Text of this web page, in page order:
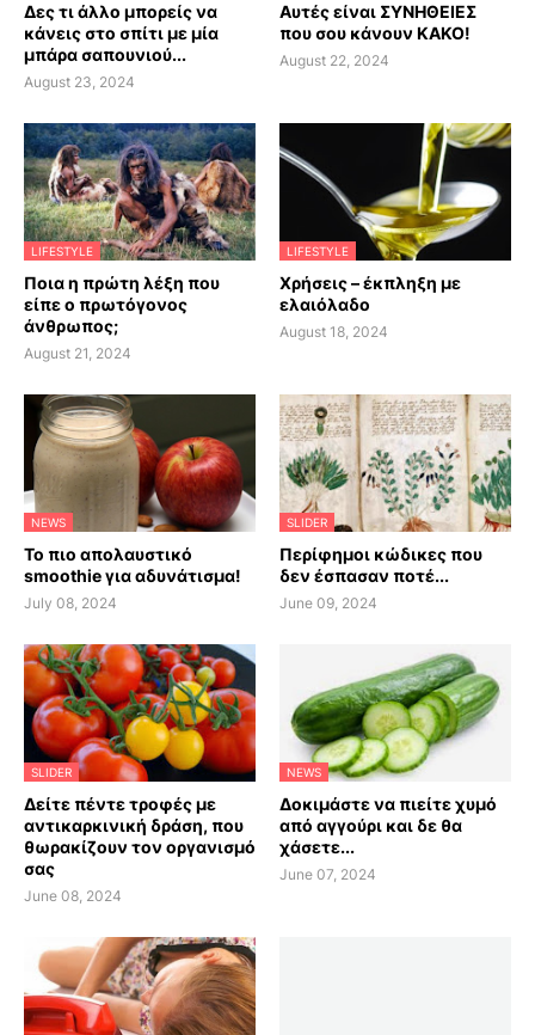
Δες τι άλλο μπορείς να
κάνεις στο σπίτι με μία
μπάρα σαπουνιού...
August 23, 2024
Αυτές είναι ΣΥΝΗΘΕΙΕΣ
που σου κάνουν ΚΑΚΟ!
August 22, 2024
LIFESTYLE
Ποια η πρώτη λέξη που
είπε ο πρωτόγονος
άνθρωπος;
August 21, 2024
LIFESTYLE
Χρήσεις – έκπληξη με
ελαιόλαδο
August 18, 2024
NEWS
Το πιο απολαυστικό
smoothie για αδυνάτισμα!
July 08, 2024
SLIDER
Περίφημοι κώδικες που
δεν έσπασαν ποτέ...
June 09, 2024
SLIDER
Δείτε πέντε τροφές με
αντικαρκινική δράση, που
θωρακίζουν τον οργανισμό
σας
June 08, 2024
NEWS
Δοκιμάστε να πιείτε χυμό
από αγγούρι και δε θα
χάσετε...
June 07, 2024